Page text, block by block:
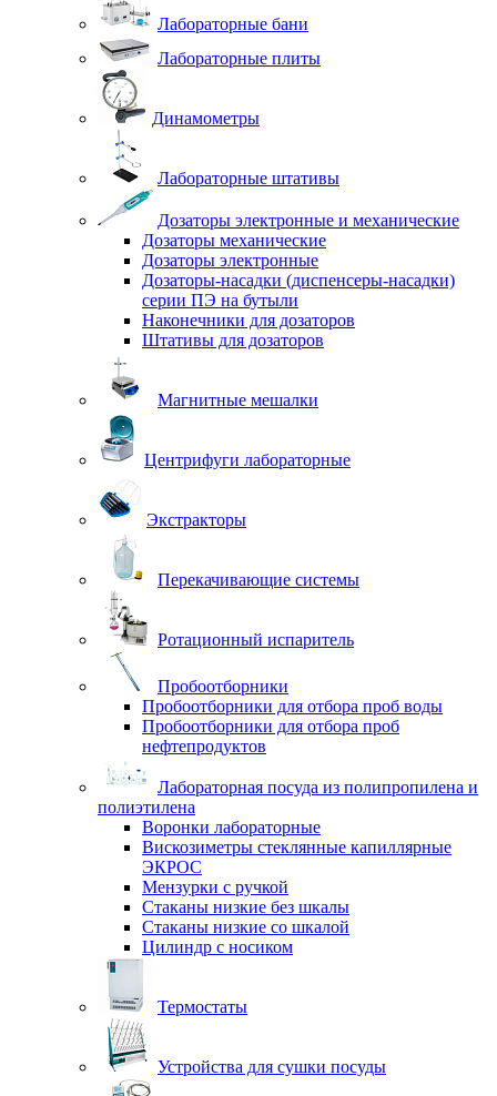
Лабораторные бани
Лабораторные плиты
Динамометры
Лабораторные штативы
Дозаторы электронные и механические
Дозаторы механические
Дозаторы электронные
Дозаторы-насадки (диспенсеры-насадки)
серии ПЭ на бутыли
Наконечники для дозаторов
Штативы для дозаторов
Магнитные мешалки
Центрифуги лабораторные
Экстракторы
Перекачивающие системы
Ротационный испаритель
Пробоотборники
Пробоотборники для отбора проб воды
Пробоотборники для отбора проб
нефтепродуктов
Лабораторная посуда из полипропилена и
полиэтилена
Воронки лабораторные
Вискозиметры стеклянные капиллярные
ЭКРОС
Мензурки с ручкой
Стаканы низкие без шкалы
Стаканы низкие со шкалой
Цилиндр с носиком
Термостаты
Устройства для сушки посуды